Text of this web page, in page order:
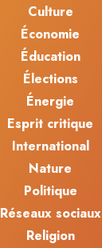
Culture
Économie
Éducation
Élections
Énergie
Esprit critique
International
Nature
Politique
Réseaux sociaux
Religion